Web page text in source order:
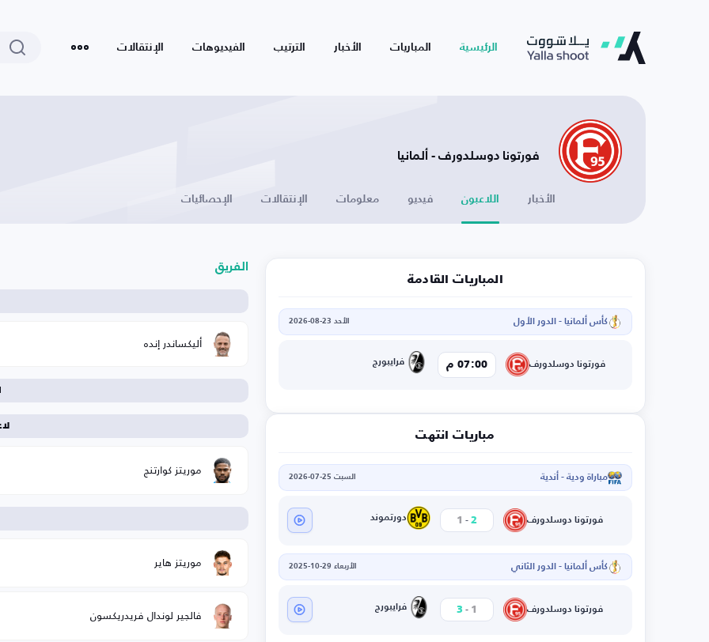
الرئيسية المباريات الأخبار الترتيب الفيديوهات الإنتقالات
فورتونا دوسلدورف - ألمانيا
الأخبار اللاعبون فيديو معلومات الإنتقالات الإحصائيات
المباريات القادمة
كأس ألمانيا - الدور الأول الأحد 23-08-2026
فورتونا دوسلدورف 07:00 م فرايبورج
مباريات انتهت
مباراة ودية - أندية السبت 25-07-2026
فورتونا دوسلدورف 2
-
1 دورتموند
كأس ألمانيا - الدور الثاني الأربعاء 29-10-2025
فورتونا دوسلدورف 1
-
3 فرايبورج
الفريق
أليكساندر إنده
موريتز كوارتنج
موريتز هاير
فالجير لوندال فريدريكسون